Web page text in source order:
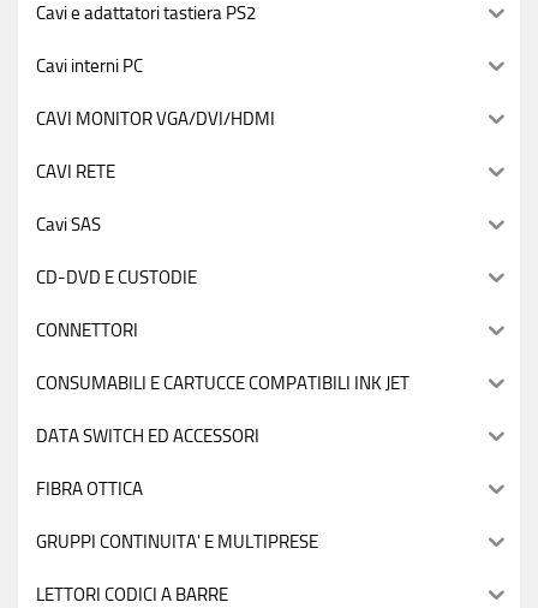
Cavi e adattatori tastiera PS2
Cavi interni PC
CAVI MONITOR VGA/DVI/HDMI
CAVI RETE
Cavi SAS
CD-DVD E CUSTODIE
CONNETTORI
CONSUMABILI E CARTUCCE COMPATIBILI INK JET
DATA SWITCH ED ACCESSORI
FIBRA OTTICA
GRUPPI CONTINUITA' E MULTIPRESE
LETTORI CODICI A BARRE